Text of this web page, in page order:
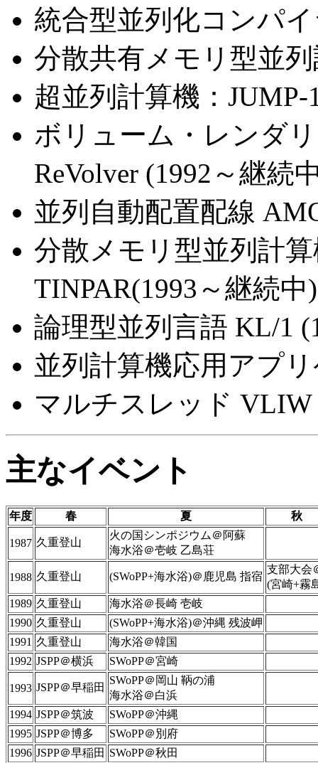
統合型並列化コンパ
分散共有メモリ型並
超並列計算機：JUMP-
ボリューム・レンダ
ReVolver (1992～継続
並列自動配置配線
分散メモリ型並列計
TINPAR(1993～継続中)
論理型並列言語 KL/1
並列計算機応用アプ
マルチスレッド
主なイベント
年度 春 夏 秋
1987 久重登山
火の国シンポジウム＠阿蘇
海水浴＠壱岐 乙島荘
1988 久重登山 (SWoPP+海水浴)＠鹿児島 指宿
支部大会
(宮崎+霧
1989 久重登山
海水浴＠長崎 壱岐
1990 久重登山
(SWoPP+海水浴)＠沖縄 残波岬
1991 久重登山
海水浴＠韓国
1992 JSPP＠横浜 SWoPP＠宮崎
1993 JSPP＠早稲田
SWoPP＠岡山 鞆の浦
海水浴＠白浜
1994 JSPP＠筑波
SWoPP＠沖縄
1995 JSPP＠博多
SWoPP＠別府
1996 JSPP＠早稲田 SWoPP＠秋田